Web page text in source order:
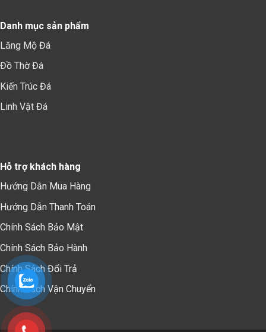
Danh mục sản phẩm
Lăng Mộ Đá
Đồ Thờ Đá
Kiến Trúc Đá
Linh Vật Đá
Hỗ trợ khách hàng
Hướng Dẫn Mua Hàng
Hướng Dẫn Thanh Toán
Chính Sách Bảo Mật
Chính Sách Bảo Hành
Chính Sách Đổi Trả
Chính Sách Vận Chuyển